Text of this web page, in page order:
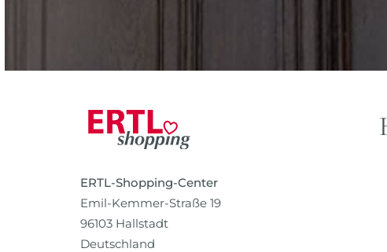
ERTL-Shopping-Center
Emil-Kemmer-Straße 19
96103 Hallstadt
Deutschland